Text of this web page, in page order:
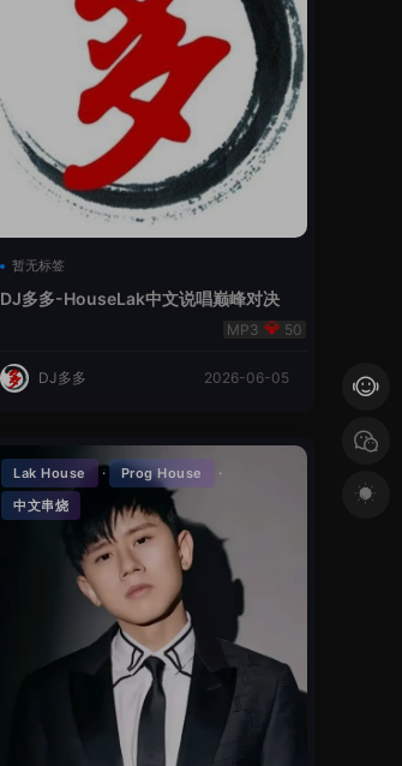
暂无标签
DJ多多-HouseLak中文说唱巅峰对决
50
DJ多多 2026-06-05
Lak House · Prog House ·
中文串烧